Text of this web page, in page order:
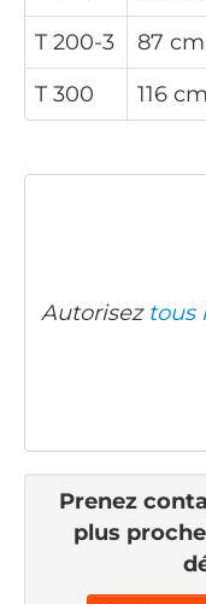
T 200-3
87 cm
T 300
116 cm
Autorisez tous
Prenez
plus